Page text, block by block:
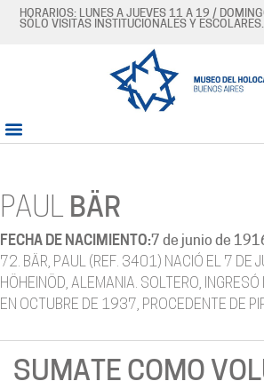
HORARIOS: LUNES A JUEVES 11 A 19 /
SÓLO VISITAS INSTITUCIONALES Y ESCOLARES.
PAUL BÄR
FECHA DE NACIMIENTO:7 de junio de
72. BÄR, PAUL (REF. 3401) NACIÓ EL 7 DE
HÖHEINÖD, ALEMANIA. SOLTERO,
EN OCTUBRE DE 1937, PROCEDENTE DE
SUMATE COMO